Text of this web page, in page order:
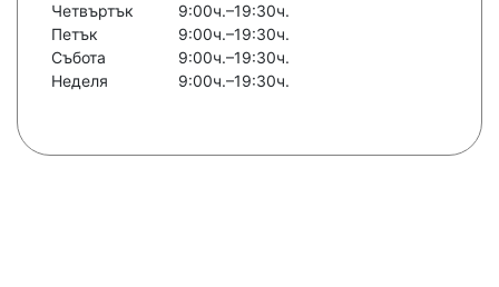
Четвъртък
9:00ч.–19:30ч.
Петък
9:00ч.–19:30ч.
Събота
9:00ч.–19:30ч.
Неделя
9:00ч.–19:30ч.